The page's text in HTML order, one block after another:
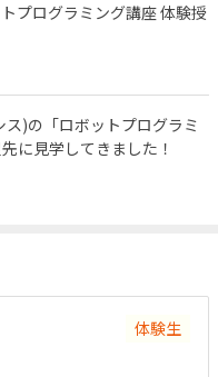
プログラミング講座 体験授
)の「ロボットプログラミ
に見学してきました！
体験生